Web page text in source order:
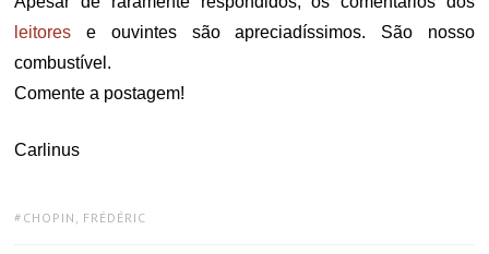
leitores e ouvintes são apreciadíssimos. São nosso
combustível.
Comente a postagem!
Carlinus
TAGS:
CHOPIN, FRÉDÉRIC